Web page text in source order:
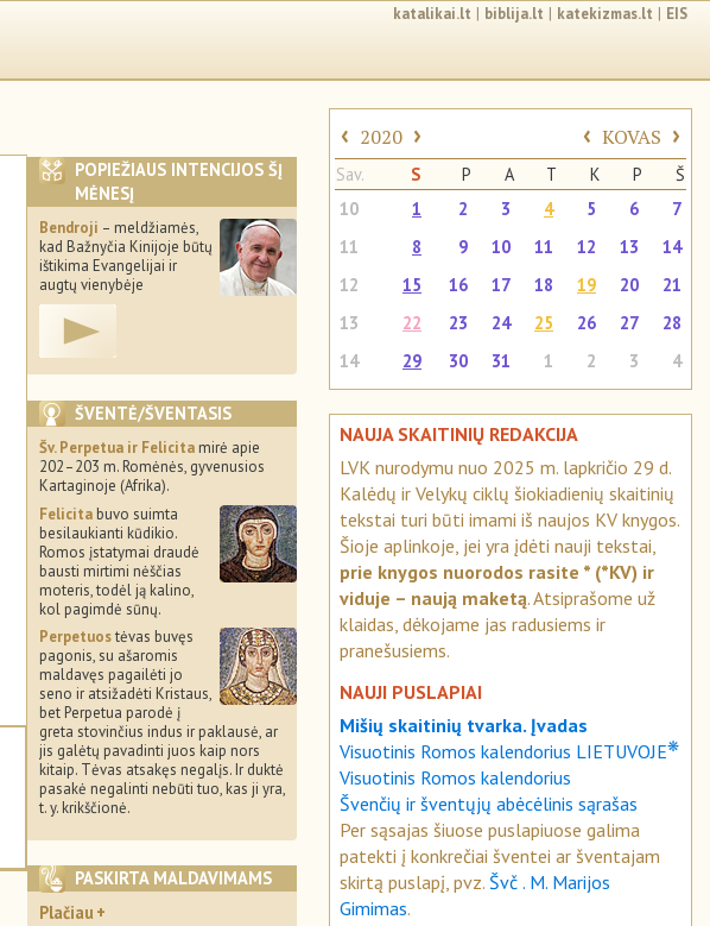
katalikai.lt | biblija.lt | katekizmas.lt | EIS
POPIEŽIAUS INTENCIJOS ŠĮ
MĖNESĮ
Bendroji – meldžiamės,
kad Bažnyčia Kinijoje būtų
ištikima Evangelijai ir
augtų vienybėje
ŠVENTĖ/ŠVENTASIS
Šv. Perpetua ir Felicita mirė apie
202–203 m. Romėnės, gyvenusios
Kartaginoje (Afrika).
Felicita buvo suimta
besilaukianti kūdikio.
Romos įstatymai draudė
bausti mirtimi nėščias
moteris, todėl ją kalino,
kol pagimdė sūnų.
Perpetuostėvas buvęs
pagonis, su ašaromis
maldavęs pagailėti jo
seno ir atsižadėti Kristaus,
bet Perpetua parodė į
greta stovinčius indus ir paklausė, ar
jis galėtų pavadinti juos kaip nors
kitaip. Tėvas atsakęs negalįs. Ir duktė
pasakė negalinti nebūti tuo, kas ji yra,
t. y. krikščionė.
PASKIRTA MALDAVIMAMS
Plačiau
‹ 2020 › ‹ KOVAS ›
Sav. S P A T K P
Š
10
1 2 3 4 5 6
7
11
8 9 10 11 12 13
14
12
15 16 17 18 19 20
21
13
22 23 24 25 26 27
28
14
29 30 31 1 2 3 4
NAUJA SKAITINIŲ REDAKCIJA
LVK nurodymu nuo 2025 m. lapkričio 29 d.
Kalėdų ir Velykų ciklų šiokiadienių skaitinių
tekstai turi būti imami iš naujos KV knygos.
Šioje aplinkoje, jei yra įdėti nauji tekstai,
prie knygos nuorodos rasite * (*KV) ir
viduje – naują maketą. Atsiprašome už
klaidas, dėkojame jas radusiems ir
pranešusiems.
NAUJI PUSLAPIAI
Mišių skaitinių tvarka. Įvadas
Visuotinis Romos kalendorius LIETUVOJE❋
Visuotinis Romos kalendorius
Švenčių ir šventųjų abėcėlinis sąrašas
Per sąsajas šiuose puslapiuose galima
patekti į konkrečiai šventei ar šventajam
skirtą puslapį, pvz. Švč . M. Marijos
Gimimas.